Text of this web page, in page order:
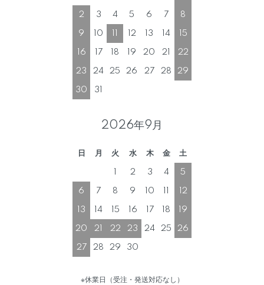
2 3 4 5 6 7 8
9 10 12 13 14 15
16 17 18 19 20 21 22
23 24 25 26 27 28 29
30 31
2026年9月
日 月 火 水 木 金 土
2 3 4 5
6 7 8 9 10 12
13 14 15 16 17 18 19
20 21 22 23 24 25 26
27 28 29 30
※休業日（受注・発送対応なし）